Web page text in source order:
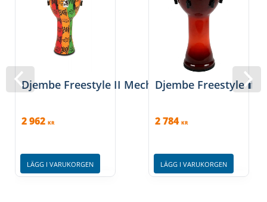
Djembe Freestyle II Mechanically Tuned Spirit,
2 962 KR
LÄGG I VARUKORGEN
Djembe Freestyle II
2 784 KR
LÄGG I VARUKORGEN